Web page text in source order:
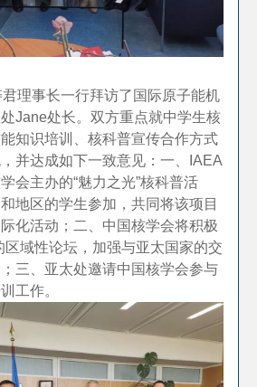
理事长一行拜访了国际原子能机
Jane处长。双方重点就中学生核
知识培训、核科普宣传合作方式
并达成如下一致意见：一、IAEA
会主办的“魅力之光”核科普活
地区的学生参加，共同将该项目
化活动；二、中国核学会将积极
域性论坛，加强与亚太国家的交
三、亚太处邀请中国核学会参与
工作。